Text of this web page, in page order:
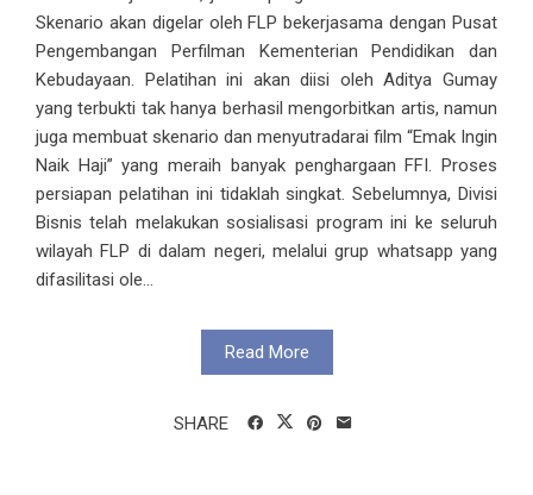
Skenario akan digelar oleh FLP bekerjasama dengan Pusat
Pengembangan Perfilman Kementerian Pendidikan dan
Kebudayaan. Pelatihan ini akan diisi oleh Aditya Gumay
yang terbukti tak hanya berhasil mengorbitkan artis, namun
juga membuat skenario dan menyutradarai film “Emak Ingin
Naik Haji” yang meraih banyak penghargaan FFI. Proses
persiapan pelatihan ini tidaklah singkat. Sebelumnya, Divisi
Bisnis telah melakukan sosialisasi program ini ke seluruh
wilayah FLP di dalam negeri, melalui grup whatsapp yang
difasilitasi ole...
Read More
SHARE